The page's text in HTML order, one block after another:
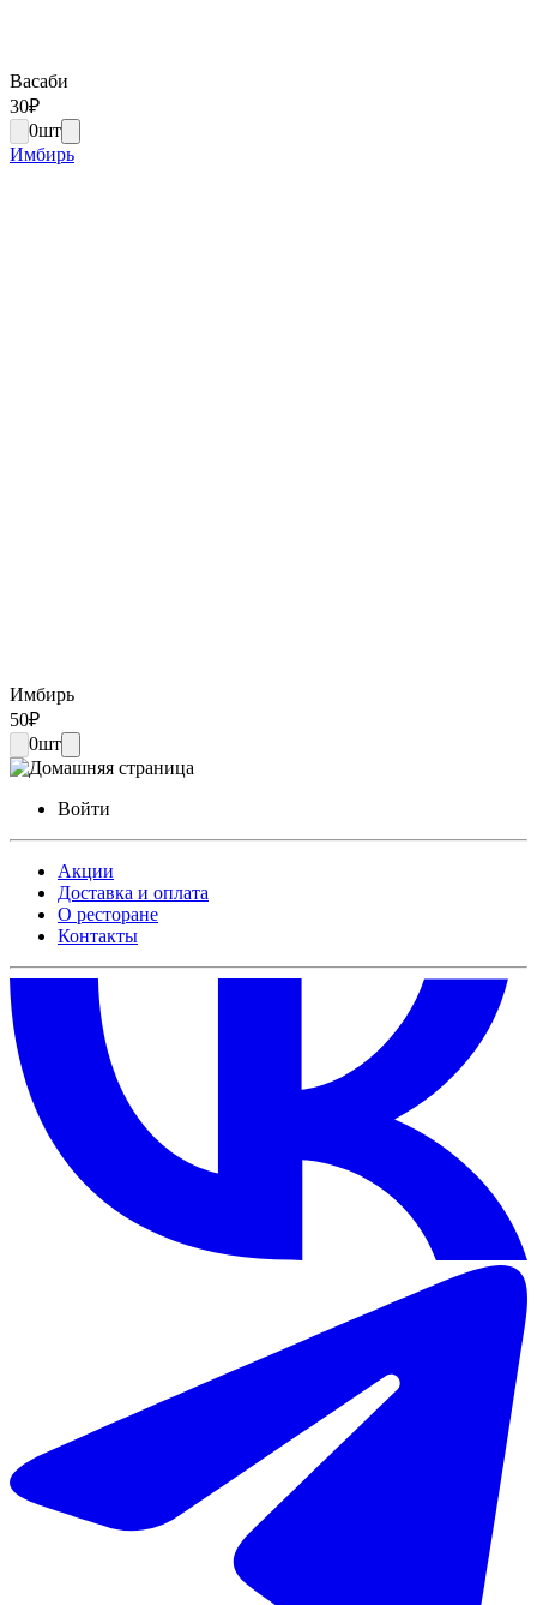
Васаби
30₽
0шт
Имбирь
Имбирь
50₽
0шт
Войти
Акции
Доставка и оплата
О ресторане
Контакты